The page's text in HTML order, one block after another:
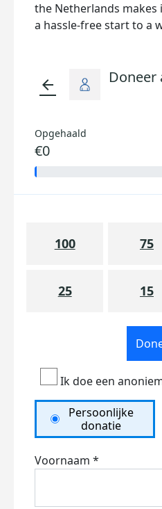
the Netherlands
a hassle-free start to a
arrow_back Doneer
Opgehaald
€0
100 75
25 15
Ik doe een
Persoonlijke
donatie
Voornaam *